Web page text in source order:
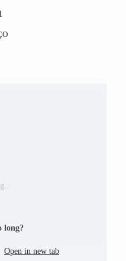
long?
Open in new tab